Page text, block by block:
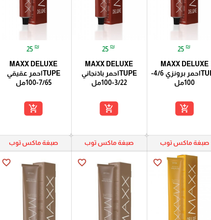
25 ₪
MAXX DELUXE
TUPEاحمر برونزي 4/6-
100مل
add_shopping_cart
25 ₪
MAXX DELUXE
TUPEاحمر باذنجاني
3/22-100مل
add_shopping_cart
25 ₪
MAXX DELUXE
TUPEاحمر عقيقي
7/65-100مل
add_shopping_cart
صبغة ماكس توب
favorite_border
صبغة ماكس توب
favorite_border
صبغة ماكس توب
favorite_border